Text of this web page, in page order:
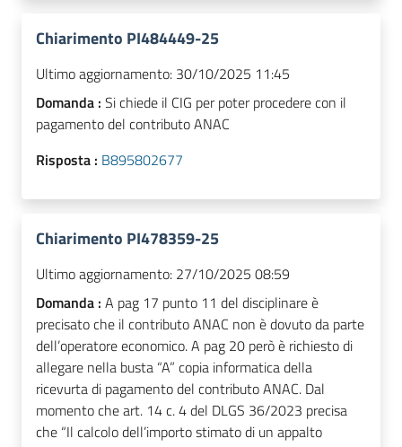
Chiarimento PI484449-25
Ultimo aggiornamento: 30/10/2025 11:45
Domanda : Si chiede il CIG per poter procedere con il
pagamento del contributo ANAC
Risposta : B895802677
Chiarimento PI478359-25
Ultimo aggiornamento: 27/10/2025 08:59
Domanda : A pag 17 punto 11 del disciplinare è
precisato che il contributo ANAC non è dovuto da parte
dell’operatore economico. A pag 20 però è richiesto di
allegare nella busta “A” copia informatica della
ricevurta di pagamento del contributo ANAC. Dal
momento che art. 14 c. 4 del DLGS 36/2023 precisa
che “Il calcolo dell’importo stimato di un appalto